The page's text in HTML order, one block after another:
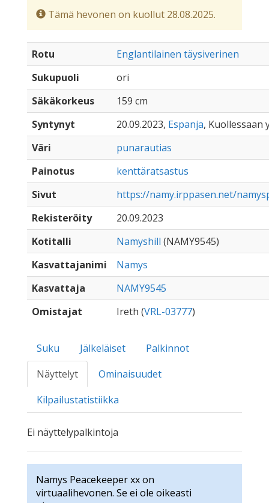
Tämä hevonen on kuollut 28.08.2025.
Rotu
Englantilainen täysiverinen
Sukupuoli
ori
Säkäkorkeus
159 cm
Syntynyt
20.09.2023, Espanja, Kuollessaan
Väri
punarautias
Painotus
kenttäratsastus
Sivut
https://namy.irppasen.net/
Rekisteröity
20.09.2023
Kotitalli
Namyshill (NAMY9545)
Kasvattajanimi
Namys
Kasvattaja
NAMY9545
Omistajat
Ireth (VRL-03777)
Suku Jälkeläiset
Palkinnot
Näyttelyt
Ominaisuudet
Kilpailustatistiikka
Ei näyttelypalkintoja
Namys Peacekeeper xx on
virtuaalihevonen. Se ei ole oikeasti